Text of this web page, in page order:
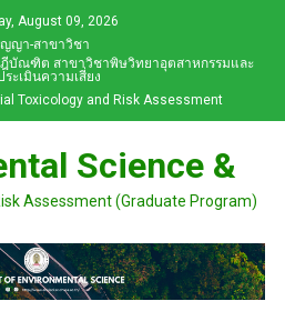
August 09, 2026
ญา-สาขาวิชา
ณฑิต สาขาวิชาพิษวิทยาอุตสาหกรรมและ
ระเมินความเสี่ยง
Toxicology and Risk Assessment
Science &
Assessment (Graduate Program)